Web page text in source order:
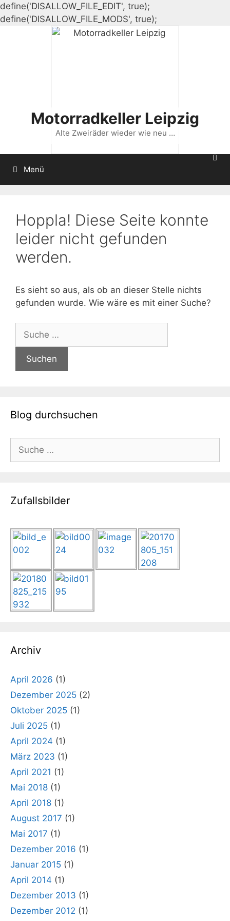
define('DISALLOW_FILE_EDIT', true);
define('DISALLOW_FILE_MODS', true);
Inhalt
Motorradkeller Leipzig
Alte Zweiräder wieder wie neu …
Menü
Hoppla! Diese Seite konnte
leider nicht gefunden
werden.
Es sieht so aus, als ob an dieser Stelle nichts
gefunden wurde. Wie wäre es mit einer Suche?
nach:
Blog durchsuchen
nach:
Zufallsbilder
Archiv
April 2026 (1)
Dezember 2025 (2)
Oktober 2025 (1)
Juli 2025 (1)
April 2024 (1)
März 2023 (1)
April 2021 (1)
Mai 2018 (1)
April 2018 (1)
August 2017 (1)
Mai 2017 (1)
Dezember 2016 (1)
Januar 2015 (1)
April 2014 (1)
Dezember 2013 (1)
Dezember 2012 (1)